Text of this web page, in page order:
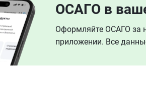
ОСАГО в
Оформляйте ОСАГО за
приложении. Все